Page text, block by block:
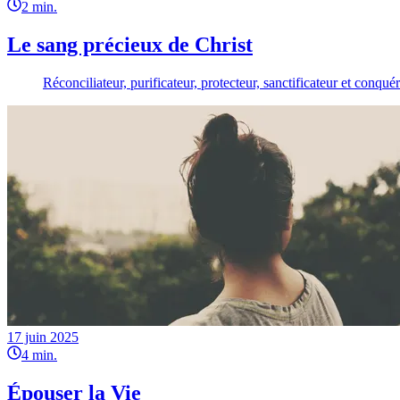
2 min.
Le sang précieux de Christ
Réconciliateur, purificateur, protecteur, sanctificateur et
17 juin 2025
4 min.
Épouser la Vie